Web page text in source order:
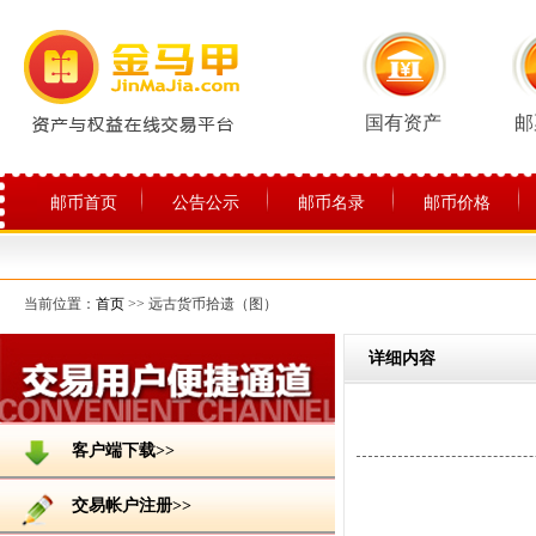
国有资产
邮币首页 公告公示 邮币名录 邮币价格
当前位置： 首页 >> 远古货币拾遗（图）
客户端下载>>
交易帐户注册>>
详细内容